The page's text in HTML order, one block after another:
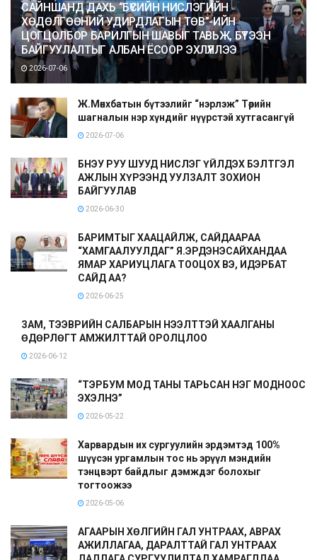
САЙНШАНД ДАХЬ “БҮСИЙН НИСЛЭГИЙН
ХӨДӨЛГӨӨНИЙ УДИРДЛАГЫН ТӨВ”-ИЙН
ЦОГЦОЛБОР БАРИЛГЫН ШАВЫГ ТАВЬЖ, БҮТЭЭН
БАЙГУУЛАЛТЫГ АЛБАН ЁСООР ЭХЛҮҮЛЛЭЭ
2026-07-06
Ж.Мөнхбатын бүтээлийг “нэрлэж” Төрийн
шагналын нэр хүндийг нүүрстэй хутгасангүй
2026-07-06
БНЭУ РУУ ШУУД НИСЛЭГ ҮЙЛДЭХ БЭЛТГЭЛ
АЖЛЫН ХҮРЭЭНД УУЛЗАЛТ ЗОХИОН
БАЙГУУЛАВ
2026-06-30
БАРИМТЫГ ХААЦАЙЛЖ, САЙДААРАА
“ХАМГААЛУУЛДАГ” Я.ЭРДЭНЭСАЙХАНДАА
ЯМАР ХАРИУЦЛАГА ТООЦОХ ВЭ, ИДЭРБАТ
САЙД АА?
2026-06-25
ЗАМ, ТЭЭВРИЙН САЛБАРЫН НЭЭЛТТЭЙ ХААЛГАНЫ
ӨДӨРЛӨГТ АМЖИЛТТАЙ ОРОЛЦЛОО
2026-06-12
“ТЭРБУМ МОД ТАНЫ ТАРЬСАН НЭГ МОДНООС
ЭХЭЛНЭ”
2026-05-22
Харвардын их сургуулийн эрдэмтэд 100%
шүүсэн ургамлын тос нь эрүүл мэндийн
тэнцвэрт байдлыг дэмждэг болохыг
тогтоожээ
2026-05-06
АГААРЫН ХӨЛГИЙН ГАЛ УНТРААХ, АВРАХ
АЖИЛЛАГАА, ДАРАЛТТАЙ ГАЛ УНТРААХ